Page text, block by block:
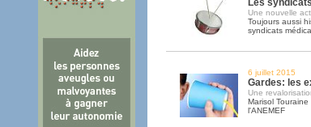
Les
Une nouvelle
Toujours aussi
syndicats
6 juillet 2015
Gardes: les
Une
Marisol
l'ANEMEF